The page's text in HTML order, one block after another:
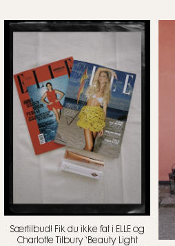
Særtilbud! Fik du ikke fat i ELLE og
Charlotte Tilbury ‘Beauty Light